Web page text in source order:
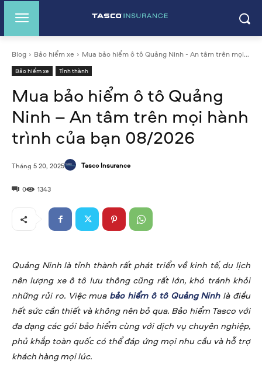
Blog Bảo hiểm xe Mua bảo hiểm ô tô Quảng Ninh - An tâm trên mọi...
Bảo hiểm xe Tỉnh thành
Mua bảo hiểm ô tô Quảng
Ninh – An tâm trên mọi hành
trình của bạn 08/2026
0 1343
Tháng 5 20, 2025 Tasco Insurance
Quảng Ninh là tỉnh thành rất phát triển về kinh tế, du lịch
nên lượng xe ô tô lưu thông cũng rất lớn, khó tránh khỏi
những rủi ro. Việc mua bảo hiểm ô tô Quảng Ninhlà điều
hết sức cần thiết và không nên bỏ qua. Bảo hiểm Tasco với
đa dạng các gói bảo hiểm cùng với dịch vụ chuyên nghiệp,
phủ khắp toàn quốc có thể đáp ứng mọi nhu cầu và hỗ trợ
khách hàng mọi lúc.